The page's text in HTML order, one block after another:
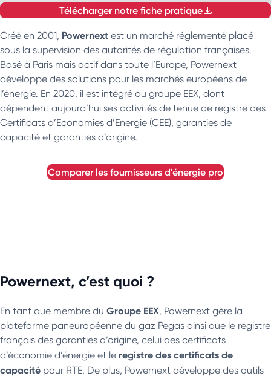
Télécharger notre fiche pratique
Créé en 2001, Powernext est un marché réglementé placé
sous la supervision des autorités de régulation françaises.
Basé à Paris mais actif dans toute l’Europe, Powernext
développe des solutions pour les marchés européens de
l’énergie. En 2020, il est intégré au groupe EEX, dont
dépendent aujourd’hui ses activités de tenue de registre des
Certificats d’Economies d’Energie (CEE), garanties de
capacité et garanties d’origine.
comparer les fournisseurs d'énergie pro
Powernext, c’est quoi ?
En tant que membre du Groupe EEX, Powernext gère la
plateforme paneuropéenne du gaz Pegas ainsi que le registre
français des garanties d’origine, celui des certificats
d’économie d’énergie et le registre des certificats de
capacité pour RTE. De plus, Powernext développe des outils